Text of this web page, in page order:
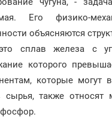
Его физико-
объясняются
сплав железа с
которого
которые могут
сырья, также относят